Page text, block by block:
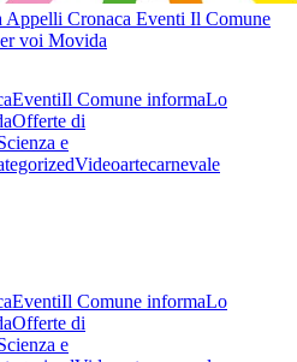
Appelli Cronaca Eventi Il Comune
voi Movida
EventiIl Comune informaLo
Offerte di
e
Videoartecarnevale
EventiIl Comune informaLo
Offerte di
e